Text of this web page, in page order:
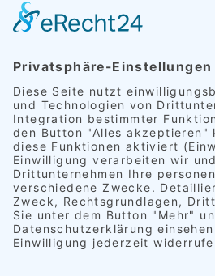
Außenveredelung
Innenveredelung
FAQ
Referenzen EXPAND
Polster
Schimmelpilz
Leder
Alufelgen
Lackkratzer
Scheinwerfer
Rückleuchten
Kundenzitate
Kontakt